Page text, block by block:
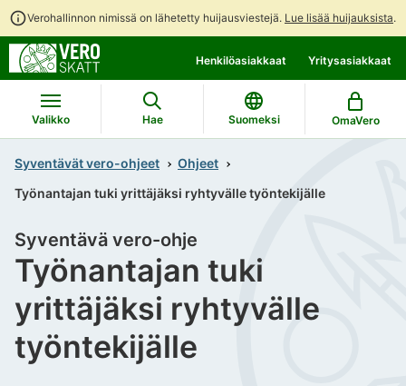
Verohallinnon nimissä on lähetetty huijausviestejä. Lue lisää huijauksista.
suoraan
sisältöön
koko
sivuston
hakuun
Henkilöasiakkaat Yritysasiakkaat
Valikko Hae Suomeksi OmaVero
Syventävät vero-ohjeet
Ohjeet
Työnantajan tuki yrittäjäksi ryhtyvälle työntekijälle
Työnantajan tuki
yrittäjäksi ryhtyvälle
työntekijälle
Syventävä vero-ohje